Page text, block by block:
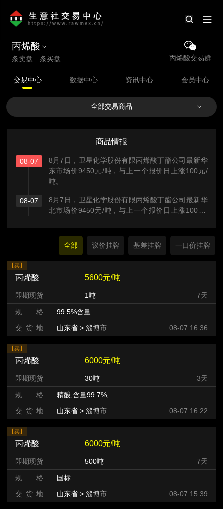
丙烯酸
条卖盘 条买盘 丙烯酸交易群
交易中心 数据中心 资讯中心 会员中心
全部交易商品
商品情报
08-07
8月7日，卫星化学股份有限丙烯酸丁酯公司最新华
东市场价9450元/吨，与上一个报价日上涨100元/
吨。
08-07
8月7日，卫星化学股份有限丙烯酸丁酯公司最新华
北市场价9450元/吨，与上一个报价日上涨100元/
全部 议价挂牌 基差挂牌 一口价挂牌
【卖】
丙烯酸 5600元/吨
即期现货 1吨 7天
规 格
99.5%含量
交 货 地
山东省 > 淄博市 08-07 16:36
【卖】
丙烯酸 6000元/吨
即期现货 30吨 3天
规 格
精酸;含量99.7%;
交 货 地
山东省 > 淄博市 08-07 16:22
【卖】
丙烯酸 6000元/吨
即期现货 500吨 7天
规 格
国标
交 货 地
山东省 > 淄博市 08-07 15:39